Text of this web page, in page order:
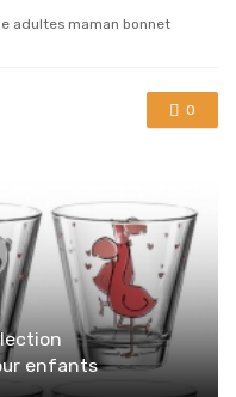
adultes maman bonnet
0
enfants